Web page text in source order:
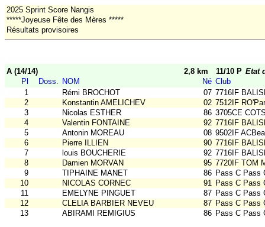
2025 Sprint Score Nangis
*****Joyeuse Fête des Mères *****
Résultats provisoires
A (14/14) 2,8 km 11/10 P Etat
Pl
Doss. NOM Né Club
1
Rémi BROCHOT 07 7716IF
2
Konstantin AMELICHEV 02 7512IF
3
Nicolas ESTHER 86 3705CE
4
Valentin FONTAINE 92 7716IF
5
Antonin MOREAU 08 9502IF
6
Pierre ILLIEN 90 7716IF
7
louis BOUCHERIE 92 7716IF
8
Damien MORVAN 95 7720IF TOM
9
TIPHAINE MANET 86 Pass C Pass
10
NICOLAS CORNEC 91 Pass C Pass
11
EMELYNE PINGUET 87 Pass C Pass
12
CLELIA BARBIER NEVEU 87 Pass C Pass
13
ABIRAMI REMIGIUS 86 Pass C Pass